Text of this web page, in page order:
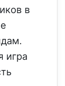
в
игра